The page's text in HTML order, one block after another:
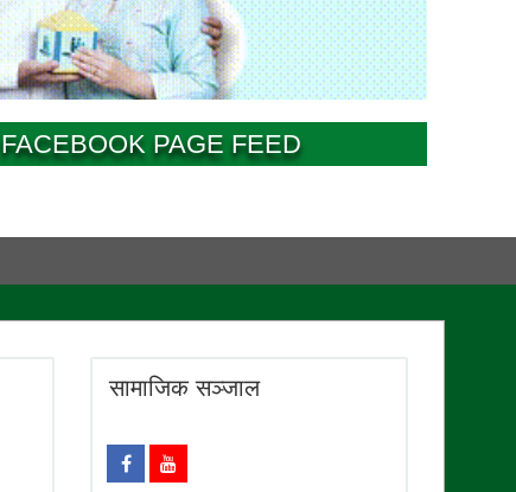
FACEBOOK PAGE FEED
सामाजिक सञ्जाल